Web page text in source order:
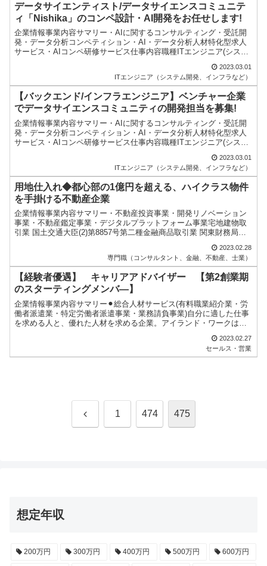
データサイエンティスト/データサイエンスコミュニテ
ィ「Nishika」のコンペ設計・AI開発をお任せします!
企業情報事業内容サマリー・AIに関するコンサルティング・受託開
発・データ分析コンペティション・AI・データ分析人材特化型求人
サービス・AIコンペ研修サービス仕事内容職種ITエンジニア(システ
2023.03.01
ITエンジニア（システム開発、インフラなど）
【バックエンド/インフラエンジニア】ベンチャー企業
でデータサイエンスコミュニティの開発担当を募集!
企業情報事業内容サマリー・AIに関するコンサルティング・受託開
発・データ分析コンペティション・AI・データ分析人材特化型求人
サービス・AIコンペ研修サービス仕事内容職種ITエンジニア(システ
2023.03.01
ITエンジニア（システム開発、インフラなど）
用地仕入れ◆都心部の1億円を超える、ハイクラス物件
を手掛ける不動産企業
企業情報事業内容サマリー・不動産投資事業・開発リノベーション
事業・不動産鑑定事業・デジタルプラットフォーム事業宅地建物取
引業 国土交通大臣(2)第8857号第二種金融商品取引業 関東財務局長
2023.02.28
専門職（コンサルタント、金融、不動産、士業）
【経験者優遇】 キャリアアドバイザー 【第2創業期
のスターティングメンバ―】
企業情報事業内容サマリー⚫︎総合人材サービス(有料職業紹介業・労
働者派遣業・特定労働者派遣事業・業務請負事業)自分に適した仕事
を求める人と、優れた人材を求める企業。アイランド・ワークは
2023.02.27
セールス・営業
前 1 474 475
想定年収
200万円 300万円 400万円 500万円 600万円